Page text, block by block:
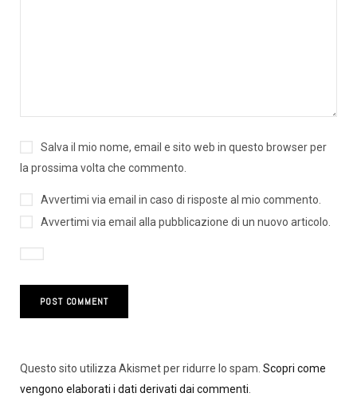
Salva il mio nome, email e sito web in questo browser per
la prossima volta che commento.
Avvertimi via email in caso di risposte al mio commento.
Avvertimi via email alla pubblicazione di un nuovo articolo.
Questo sito utilizza Akismet per ridurre lo spam. Scopri come
vengono elaborati i dati derivati dai commenti.